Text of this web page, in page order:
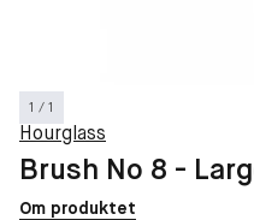
1 / 1
Hourglass
Brush No 8 -
Om produktet